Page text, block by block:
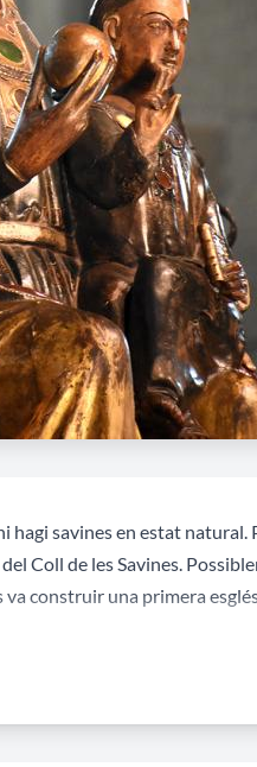
savines en estat natural.
Coll de les Savines.
construir una primera
malgrat està